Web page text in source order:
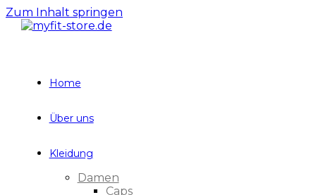
Zum Inhalt springen
Home
Über uns
Kleidung
Damen
Caps